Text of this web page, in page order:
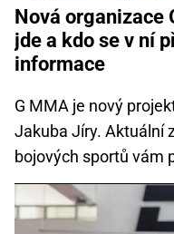
Nová organizace
jde a kdo se v ní
informace
G MMA je nový
Jakuba Jíry. Aktuální
bojových sportů vám